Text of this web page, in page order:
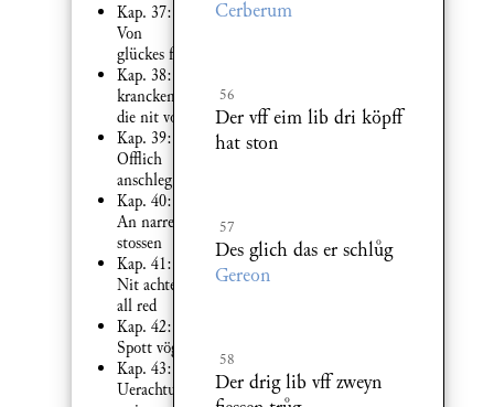
Kap. 37:
Von
glückes fall
Kap. 38:
krancken
die nit volg
Kap. 39:
Offlich
anschleg
Kap. 40:
An narren
stossen
Kap. 41:
Nit achten
all red
Kap. 42:
Spott vögel
Kap. 43:
Uerachtung
Cerberum
56
Der vff eim lib dri köpff
hat ston
57
Des glich das er schlg
Gereon
58
Der drig lib vff zweyn